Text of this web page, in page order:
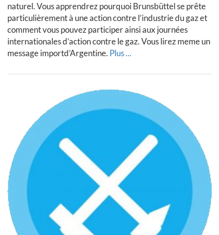
naturel. Vous apprendrez pourquoi Brunsbüttel se prête
particulièrement à une action contre l’industrie du gaz et
comment vous pouvez participer ainsi aux journées
internationales d’action contre le gaz. Vous lirez meme un
message importd’Argentine. Plus ...